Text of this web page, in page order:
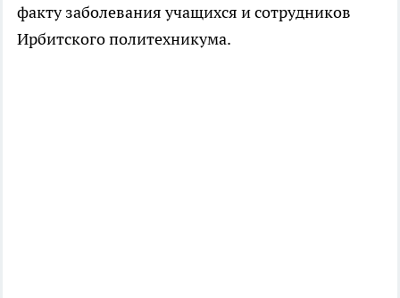
факту заболевания учащихся и сотрудников
Ирбитского политехникума.